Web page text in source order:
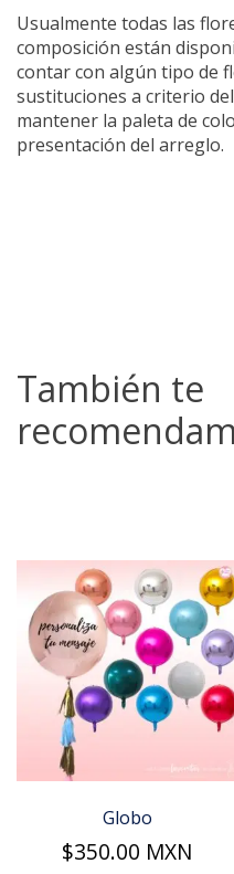
Usualmente todas las
composición están
contar con algún tipo de
sustituciones a criterio
mantener la paleta de
presentación del arreglo.
También te
Globo
$350.00 MXN